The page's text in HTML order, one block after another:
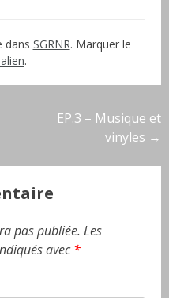
dans SGRNR. Marquer le
.
EP.3 – Musique et
vinyles →
pas publiée. Les
avec*